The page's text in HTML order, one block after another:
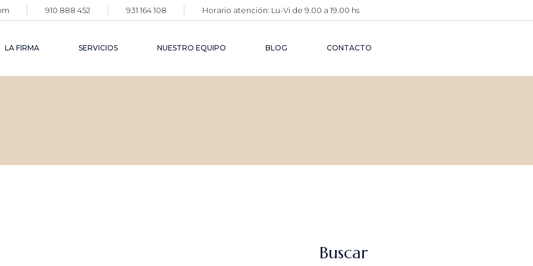
910 888 452 931 164 108 Horario atención: Lu-Vi de 9.00 a 19.00 hs
LA FIRMA SERVICIOS NUESTRO EQUIPO BLOG CONTACTO
Buscar